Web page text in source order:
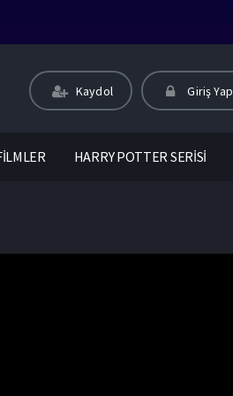
Kaydol Giriş Yap
HARRY POTTER SERİSİ